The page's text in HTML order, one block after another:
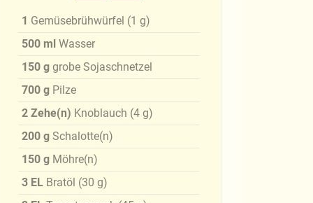
1 Gemüsebrühwürfel (1 g)
500 ml Wasser
150 g grobe Sojaschnetzel
700 g Pilze
2 Zehe(n) Knoblauch (4 g)
200 g Schalotte(n)
150 g Möhre(n)
3 EL Bratöl (30 g)